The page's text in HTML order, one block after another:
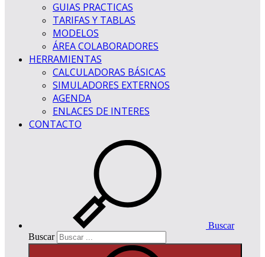
GUIAS PRACTICAS
TARIFAS Y TABLAS
MODELOS
ÁREA COLABORADORES
HERRAMIENTAS
CALCULADORAS BÁSICAS
SIMULADORES EXTERNOS
AGENDA
ENLACES DE INTERES
CONTACTO
Buscar
Buscar